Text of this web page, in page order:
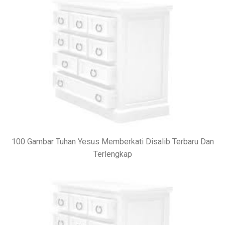
100 Gambar Tuhan Yesus Memberkati Disalib Terbaru Dan
Terlengkap